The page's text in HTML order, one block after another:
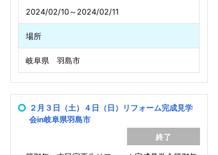
2024/02/10～2024/02/11
場所
岐阜県 羽島市
２月３日（土）４日（日）リフォーム完成見学
会in岐阜県羽島市
終了